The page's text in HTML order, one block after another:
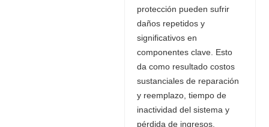
protección pueden sufrir
daños repetidos y
significativos en
componentes clave. Esto
da como resultado costos
sustanciales de reparación
y reemplazo, tiempo de
inactividad del sistema y
pérdida de ingresos.